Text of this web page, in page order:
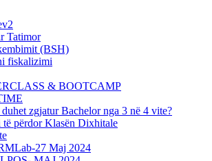
Tatimor
(BSH)
fiskalizimi
& BOOTCAMP
zgjatur Bachelor nga 3 në 4 vite?
të përdor Klasën Dixhitale
27 Maj 2024